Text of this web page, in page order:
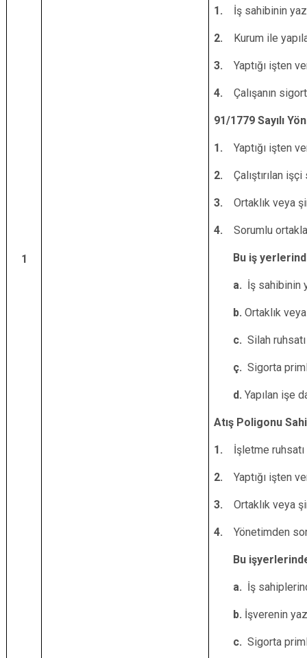
1
1. İş sahibinin
2. Kurum ile
3. Yaptığı işten
4. Çalışanın
91/1779 Sayılı
1. Yaptığı işten
2. Çalıştırılan
3. Ortaklık veya
4. Sorumlu
Bu iş
a. İş sahibinin
b. Ortaklık
c. Silah
ç. Sigorta
d. Yapılan işe
Atış Poligonu
1. İşletme
2. Yaptığı işten
3. Ortaklık veya
4. Yönetimden
Bu işyerlerinde
a. İş
b. İşverenin
c. Sigorta